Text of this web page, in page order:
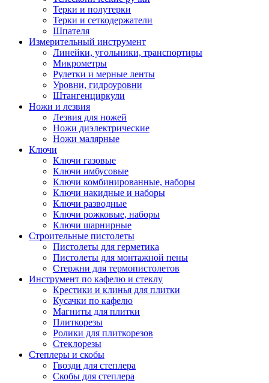
Терки и полутерки
Терки и сеткодержатели
Шпателя
Измерительный инструмент
Линейки, угольники, транспортиры
Микрометры
Рулетки и мерные ленты
Уровни, гидроуровни
Штангенциркули
Ножи и лезвия
Лезвия для ножей
Ножи диэлектрические
Ножи малярные
Ключи
Ключи газовые
Ключи имбусовые
Ключи комбинированные, наборы
Ключи накидные и наборы
Ключи разводные
Ключи рожковые, наборы
Ключи шарнирные
Строительные пистолеты
Пистолеты для герметика
Пистолеты для монтажной пены
Стержни для термопистолетов
Инструмент по кафелю и стеклу
Крестики и клинья для плитки
Кусачки по кафелю
Магниты для плитки
Плиткорезы
Ролики для плиткорезов
Стеклорезы
Степлеры и скобы
Гвозди для степлера
Скобы для степлера